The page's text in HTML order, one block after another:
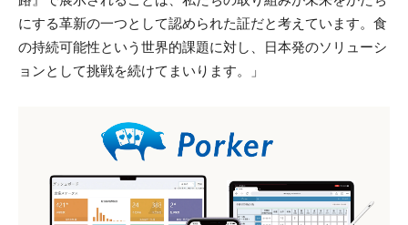
にする革新の一つとして認められた証だと考えています。食
の持続可能性という世界的課題に対し、日本発のソリューシ
ョンとして挑戦を続けてまいります。」